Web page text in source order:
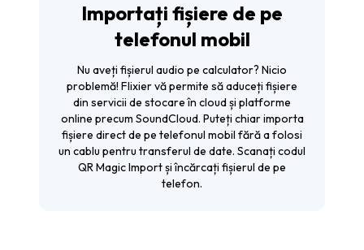
Importați fișiere de pe
telefonul mobil
Nu aveți fișierul audio pe calculator? Nicio
problemă! Flixier vă permite să aduceți fișiere
din servicii de stocare în cloud și platforme
online precum SoundCloud. Puteți chiar importa
fișiere direct de pe telefonul mobil fără a folosi
un cablu pentru transferul de date. Scanați codul
QR Magic Import și încărcați fișierul de pe
telefon.